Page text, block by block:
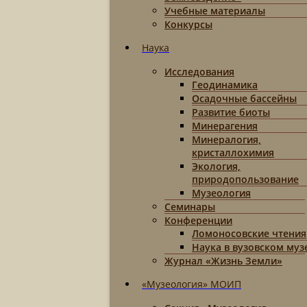
Учебные материалы
Конкурсы
Наука
Исследования
Геодинамика
Осадочные бассейны
Развитие биоты
Минерагения
Минералогия,
кристаллохимия
Экология,
природопользование
Музеология
Семинары
Конференции
Ломоносовские чтения
Наука в вузовском
Журнал «Жизнь Земли»
«Музеология» МОИП